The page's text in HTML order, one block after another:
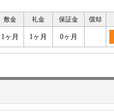
敷金 礼金 保証金 償却
1ヶ月 1ヶ月 0ヶ月